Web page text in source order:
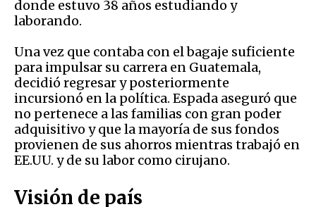
donde estuvo 38 años estudiando y
laborando.
Una vez que contaba con el bagaje suficiente
para impulsar su carrera en Guatemala,
decidió regresar y posteriormente
incursionó en la política. Espada aseguró que
no pertenece a las familias con gran poder
adquisitivo y que la mayoría de sus fondos
provienen de sus ahorros mientras trabajó en
EE.UU. y de su labor como cirujano.
Visión de país